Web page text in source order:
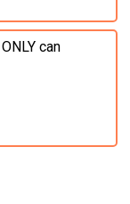
can